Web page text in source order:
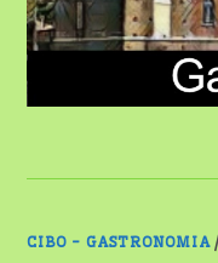
CIBO - GASTRONOMIA